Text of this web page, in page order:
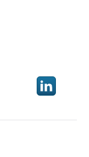
item opDeel dit